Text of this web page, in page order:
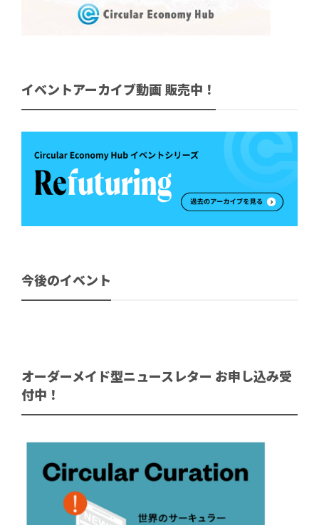
イベントアーカイブ動画 販売中！
今後のイベント
オーダーメイド型ニュースレター お申し込み受
付中！